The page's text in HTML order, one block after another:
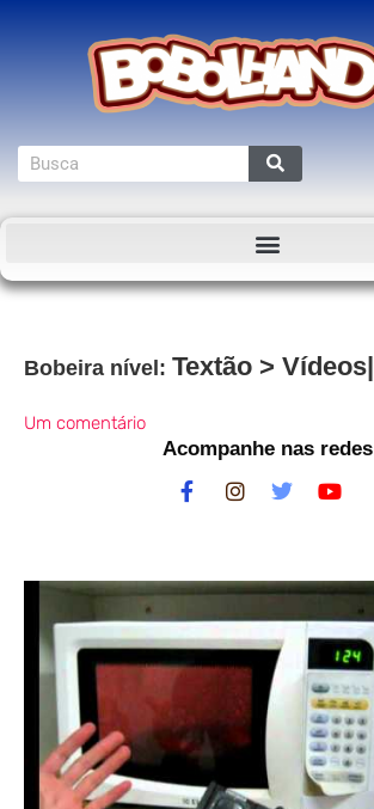
Bobeira nível: Textão > Vídeos
Um comentário
Acompanhe nas redes